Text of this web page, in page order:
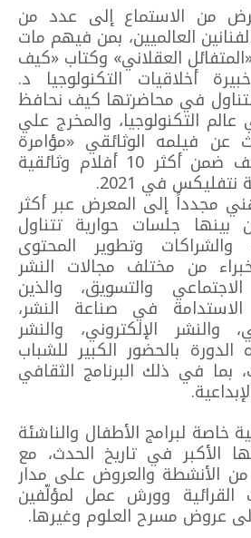
من الاستماع إلى عدد من
العالميين، بمن فيهم مات
العقلاني» وكتاب «كيف
أخلاقيات التكنولوجيا د.
تتناول في محاضرتها كيف نحافظ
التكنولوجيا، والمخرج علي
عن فيلمه الوثائقي «مؤامرة
على البحار»، المُصنف ضمن أكثر 10 أفلام وثائقية
في 2021.
مجدداً إلى المعرض عبر أكثر
من بينها جلسات حوارية تتناول
والشراكات وتطوير المحتوى
من مختلف مجالات النشر
والتسويق، والذين
في صناعة النشر،
والنشر الإلكتروني، والنشر
بالحضور الكبير للشباب
بما في ذلك البرنامج الثقافي
خاصة لبرامج الأطفال والناشئة
الأكبر في تاريخ الحدث، مع
من الأنشطة والعروض على مدار
القرائية وورش عمل لمؤلّفين
عروض مسرح العلوم وغيرها.